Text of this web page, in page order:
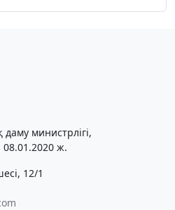
министрлігі,
08.01.2020 ж.
12/1